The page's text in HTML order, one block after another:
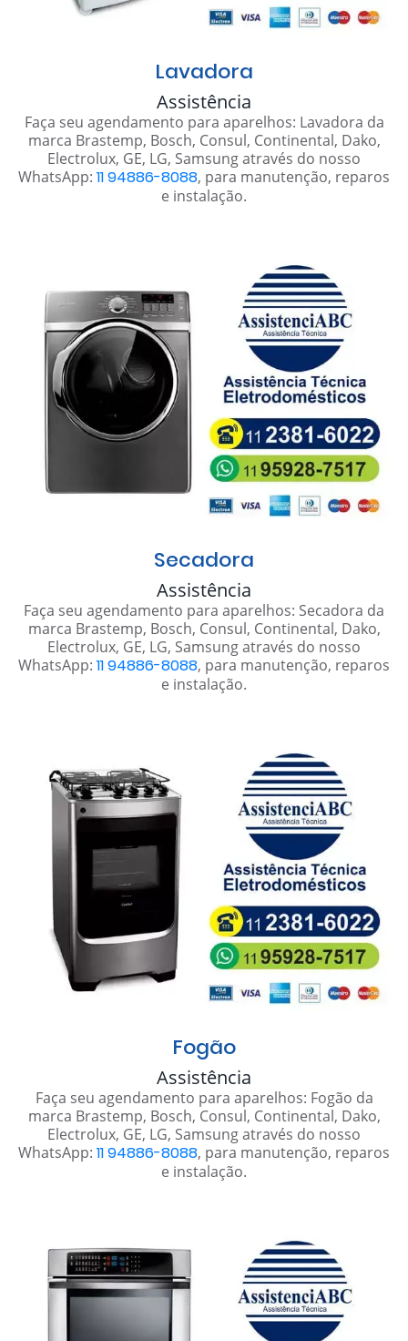
Lavadora
Assistência
Faça seu agendamento para aparelhos: Lavadora da
marca Brastemp, Bosch, Consul, Continental, Dako,
Electrolux, GE, LG, Samsung através do nosso
WhatsApp: 11 94886-8088, para manutenção, reparos
e instalação.
Secadora
Assistência
Faça seu agendamento para aparelhos: Secadora da
marca Brastemp, Bosch, Consul, Continental, Dako,
Electrolux, GE, LG, Samsung através do nosso
WhatsApp: 11 94886-8088, para manutenção, reparos
e instalação.
Fogão
Assistência
Faça seu agendamento para aparelhos: Fogão da
marca Brastemp, Bosch, Consul, Continental, Dako,
Electrolux, GE, LG, Samsung através do nosso
WhatsApp: 11 94886-8088, para manutenção, reparos
e instalação.